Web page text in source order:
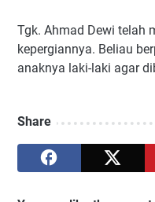
Tgk. Ahmad Dewi telah
kepergiannya. Beliau
anaknya laki-laki agar
Share